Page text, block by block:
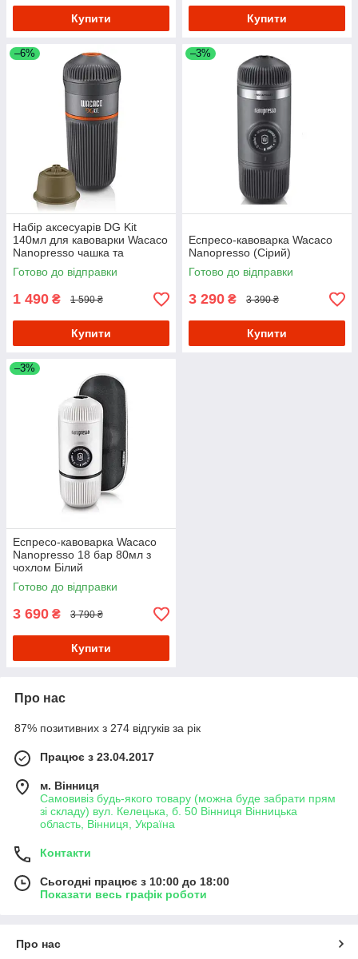
Купити Купити
–6%
Набір аксесуарів DG Kit
140мл для кавоварки Wacaco
Nanopresso чашка та
адаптер для капсул Чорний
Готово до відправки
1 490 ₴ 1 590 ₴
Купити
–3%
Еспресо-кавоварка Wacaco
Nanopresso (Сірий)
Готово до відправки
3 290 ₴ 3 390 ₴
Купити
–3%
Еспресо-кавоварка Wacaco
Nanopresso 18 бар 80мл з
чохлом Білий
Готово до відправки
3 690 ₴ 3 790 ₴
Купити
Про нас
87% позитивних з 274 відгуків за рік
Працює з 23.04.2017
м. Вінниця
Самовивіз будь-якого товару (можна буде забрати прям
зі складу) вул. Келецька, б. 50 Вінниця Вінницька
область, Вінниця, Україна
Контакти
Сьогодні працює з 10:00 до 18:00
Показати весь графік роботи
Про нас